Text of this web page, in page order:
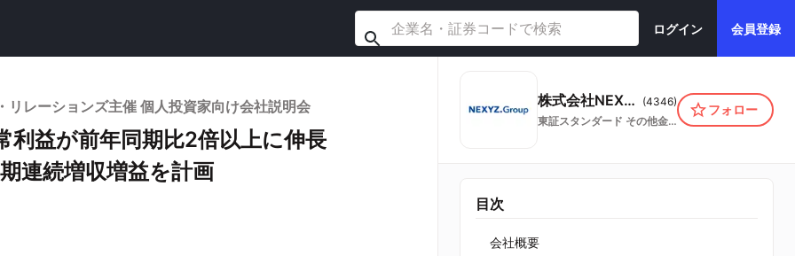
ログイン 会員登録
レーションズ主催 個人投資家向け会社説明会
利益が前年同期比2倍以上に伸長
連続増収増益を計画
株式会社NEXYZ.Group (4346)
東証スタンダード その他金融業
フォロー
目次
会社概要